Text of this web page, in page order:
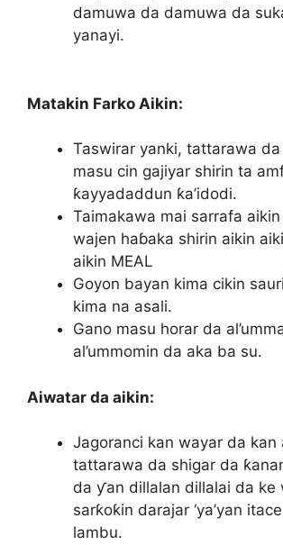
damuwa da damuwa da
yanayi.
Matakin Farko Aikin:
Taswirar yanki, tattarawa
masu cin gajiyar shirin ta
ƙayyadaddun ƙa’idodi.
Taimakawa mai sarrafa aikin
wajen haɓaka shirin aikin
aikin MEAL
Goyon bayan kima cikin
kima na asali.
Gano masu horar da
al’ummomin da aka ba su.
Aiwatar da aikin:
Jagoranci kan wayar da kan
tattarawa da shigar da
da ƴan dillalan dillalai da ke
sarƙoƙin darajar ‘ya’yan
lambu.